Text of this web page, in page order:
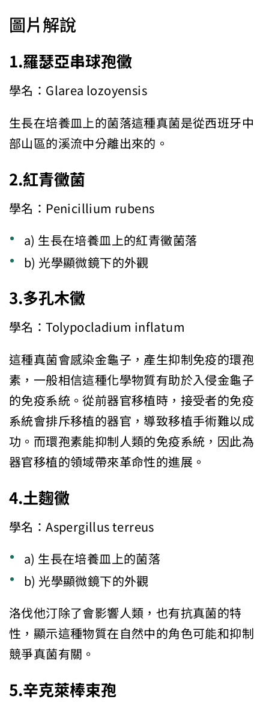
圖片解說
1.羅瑟亞串球孢黴
學名：Glarea lozoyensis
生長在培養皿上的菌落這種真菌是從西班牙中
部山區的溪流中分離出來的。
2.紅青黴菌
學名：Penicillium rubens
a) 生長在培養皿上的紅青黴菌落
b) 光學顯微鏡下的外觀
3.多孔木黴
學名：Tolypocladium inflatum
這種真菌會感染金龜子，產生抑制免疫的環孢
素，一般相信這種化學物質有助於入侵金龜子
的免疫系統。從前器官移植時，接受者的免疫
系統會排斥移植的器官，導致移植手術難以成
功。而環孢素能抑制人類的免疫系統，因此為
器官移植的領域帶來革命性的進展。
4.土麴黴
學名：Aspergillus terreus
a) 生長在培養皿上的菌落
b) 光學顯微鏡下的外觀
洛伐他汀除了會影響人類，也有抗真菌的特
性，顯示這種物質在自然中的角色可能和抑制
競爭真菌有關。
5.辛克萊棒束孢